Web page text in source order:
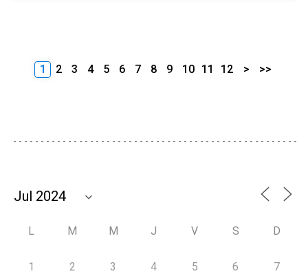
1 2 3 4 5 6 7 8 9 10 11 12 > >>
L M M J V S D
1 2 3 4 5 6 7